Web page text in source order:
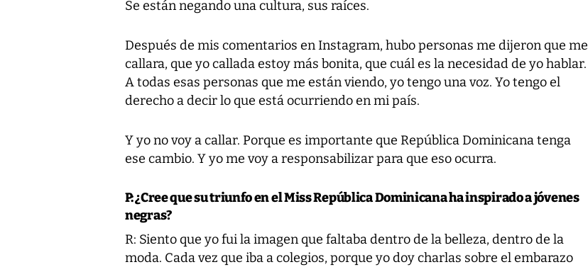
Se están negando una cultura, sus raíces.
Después de mis comentarios en Instagram, hubo personas me dijeron que me
callara, que yo callada estoy más bonita, que cuál es la necesidad de yo hablar.
A todas esas personas que me están viendo, yo tengo una voz. Yo tengo el
derecho a decir lo que está ocurriendo en mi país.
Y yo no voy a callar. Porque es importante que República Dominicana tenga
ese cambio. Y yo me voy a responsabilizar para que eso ocurra.
P: ¿Cree que su triunfo en el Miss República Dominicana ha inspirado a jóvenes
negras?
R: Siento que yo fui la imagen que faltaba dentro de la belleza, dentro de la
moda. Cada vez que iba a colegios, porque yo doy charlas sobre el embarazo